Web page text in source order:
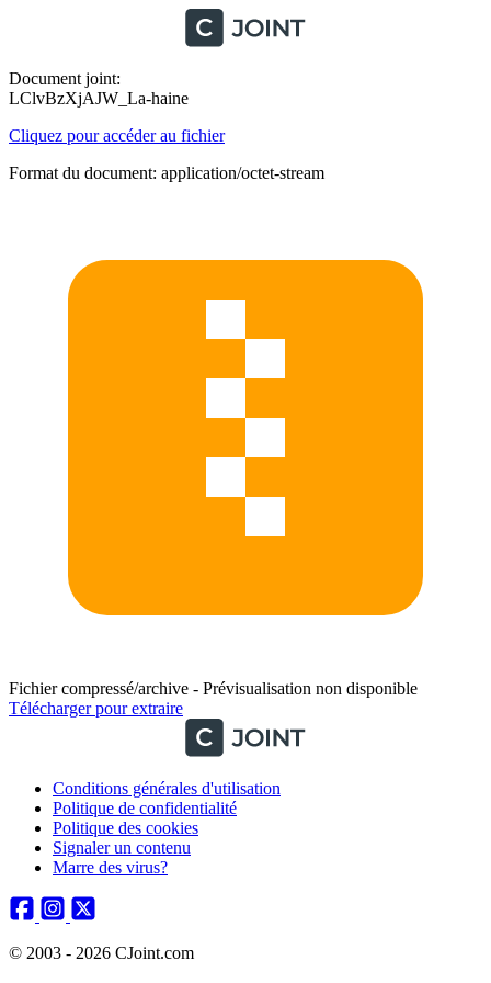
Document joint:
LClvBzXjAJW_La-haine
Cliquez pour accéder au fichier
Format du document: application/octet-stream
Fichier compressé/archive - Prévisualisation non disponible
Télécharger pour extraire
Conditions générales d'utilisation
Politique de confidentialité
Politique des cookies
Signaler un contenu
Marre des virus?
© 2003 - 2026 CJoint.com